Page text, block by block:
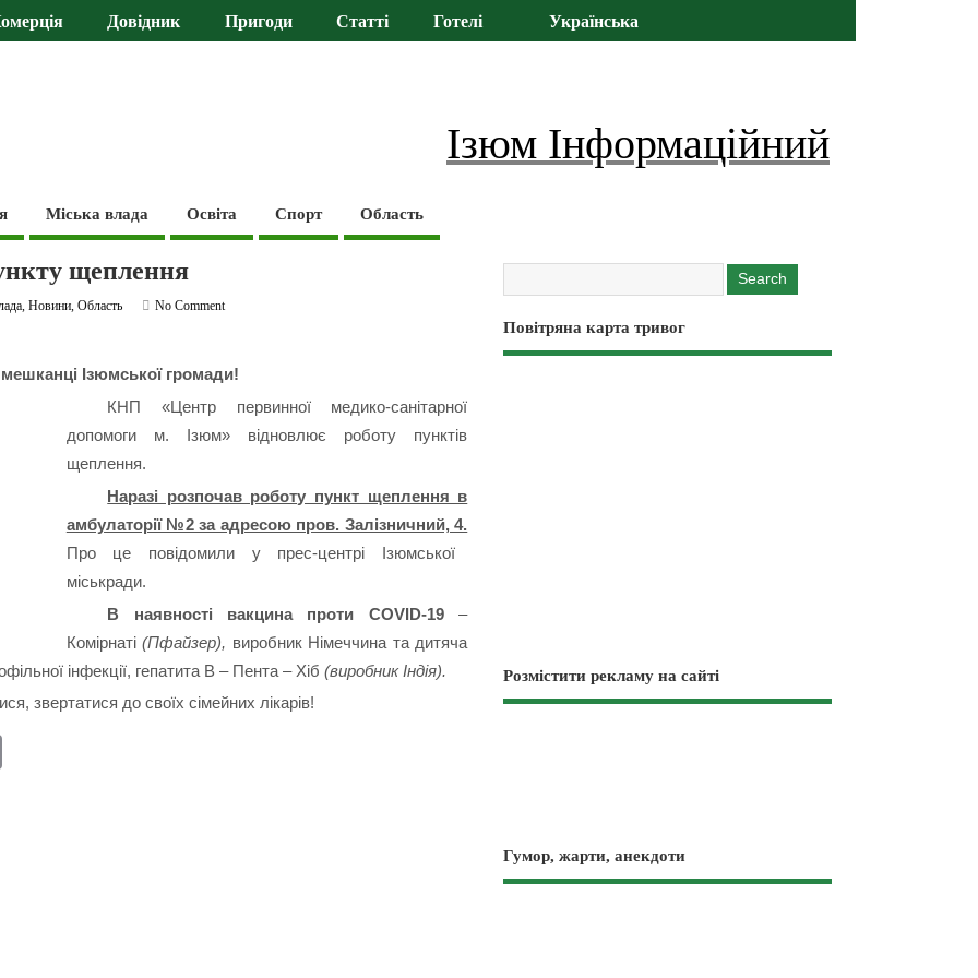
Довідник Пригоди Статті Готелі Українська
Ізюм Інформаційний
Міська влада Освіта Спорт Область
щеплення
,Новини,Область
No Comment
Ізюмської громади!
КНП «Центр первинної медико-санітарної
допомоги м. Ізюм» відновлює роботу пунктів
щеплення.
Наразі розпочав роботу пункт щеплення в
амбулаторії №2 за адресою пров. Залізничний, 4.
Про це повідомили у прес-центрі Ізюмської
міськради.
В наявності вакцина проти COVID-19–
Комірнаті(Пфайзер), виробник Німеччина та дитяча
інфекції, гепатита В – Пента – Хіб(виробник Індія).
звертатися до своїх сімейних лікарів!
Повітряна карта тривог
Розмістити рекламу на сайті
Гумор, жарти, анекдоти